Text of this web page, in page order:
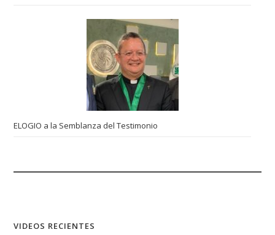
ELOGIO a la Semblanza del Testimonio
VIDEOS RECIENTES